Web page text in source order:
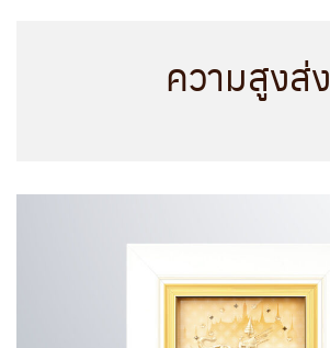
ความสูงส่ง